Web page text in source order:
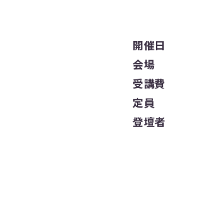
開催日
会場
受講費
定員
登壇者